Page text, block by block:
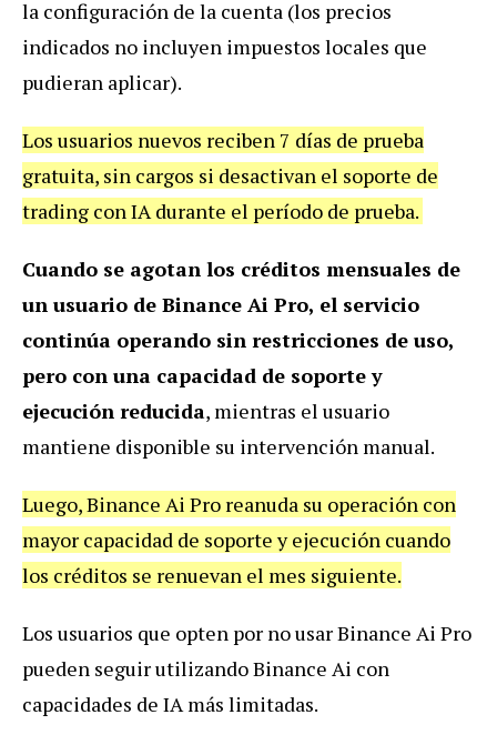
la configuración de la cuenta (los precios
indicados no incluyen impuestos locales que
pudieran aplicar).
Los usuarios nuevos reciben 7 días de prueba
gratuita, sin cargos si desactivan el soporte de
trading con IA durante el período de prueba.
Cuando se agotan los créditos mensuales de
un usuario de Binance Ai Pro, el servicio
continúa operando sin restricciones de uso,
pero con una capacidad de soporte y
ejecución reducida, mientras el usuario
mantiene disponible su intervención manual.
Luego, Binance Ai Pro reanuda su operación con
mayor capacidad de soporte y ejecución cuando
los créditos se renuevan el mes siguiente.
Los usuarios que opten por no usar Binance Ai Pro
pueden seguir utilizando Binance Ai con
capacidades de IA más limitadas.